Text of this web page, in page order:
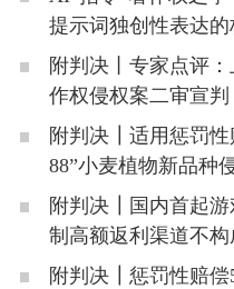
提示词独创性表达的
附判决丨专家点评
作权侵权案二审宣判
附判决┃适用惩罚性
88”小麦植物新品种
附判决┃国内首起游
制高额返利渠道不
附判决┃惩罚性赔偿